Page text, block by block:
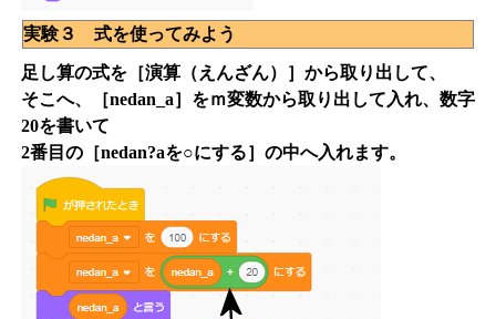
実験３ 式を使ってみよう
足し算の式を［演算（えんざん）］から取り出して、
そこへ、［nedan_a］をｍ変数から取り出して入れ、数字
20を書いて
2番目の［nedan?aを○にする］の中へ入れます。